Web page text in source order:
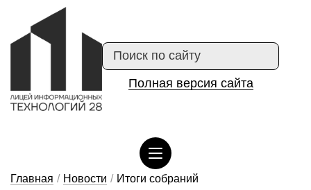
Полная версия сайта
Главная / Новости / Итоги собраний